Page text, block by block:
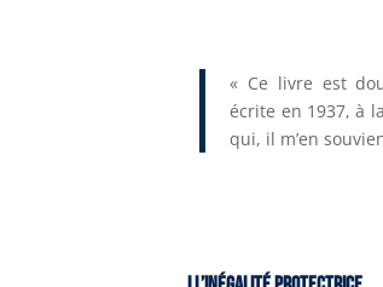
« Ce livre est
écrite en 1937, à
qui, il m’en